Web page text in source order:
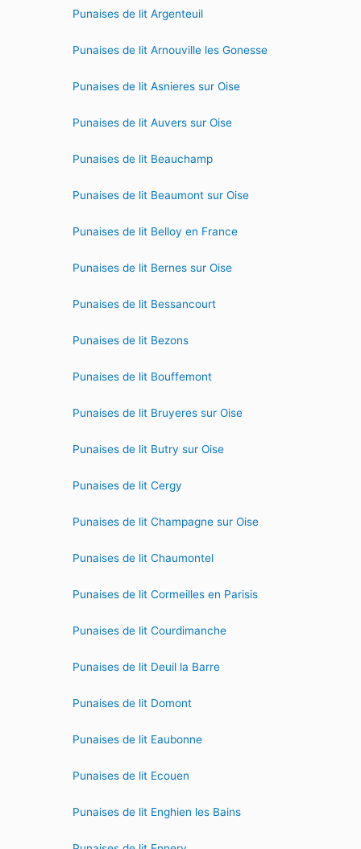
Punaises de lit Argenteuil
Punaises de lit Arnouville les Gonesse
Punaises de lit Asnieres sur Oise
Punaises de lit Auvers sur Oise
Punaises de lit Beauchamp
Punaises de lit Beaumont sur Oise
Punaises de lit Belloy en France
Punaises de lit Bernes sur Oise
Punaises de lit Bessancourt
Punaises de lit Bezons
Punaises de lit Bouffemont
Punaises de lit Bruyeres sur Oise
Punaises de lit Butry sur Oise
Punaises de lit Cergy
Punaises de lit Champagne sur Oise
Punaises de lit Chaumontel
Punaises de lit Cormeilles en Parisis
Punaises de lit Courdimanche
Punaises de lit Deuil la Barre
Punaises de lit Domont
Punaises de lit Eaubonne
Punaises de lit Ecouen
Punaises de lit Enghien les Bains